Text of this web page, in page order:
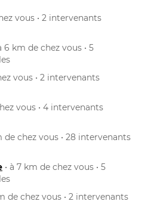
vous • 2 intervenants
6 km de chez vous • 5
vous • 2 intervenants
vous • 4 intervenants
de chez vous • 28 intervenants
• à 7 km de chez vous • 5
de chez vous • 2 intervenants